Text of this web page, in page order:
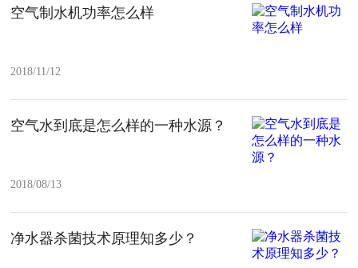
空气制水机功率怎么样
2018/11/12
空气水到底是怎么样的一种水源？
2018/08/13
净水器杀菌技术原理知多少？